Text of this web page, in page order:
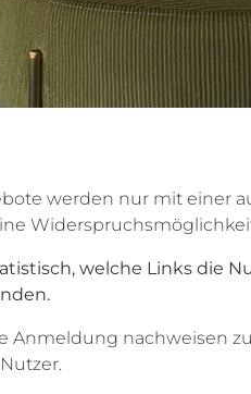
werden nur mit einer
welche Links die
nachweisen